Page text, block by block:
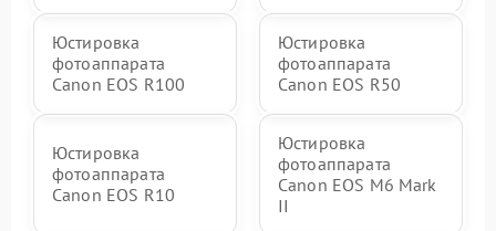
Юстировка
фотоаппарата
Canon EOS R100
Юстировка
фотоаппарата
Canon EOS R50
Юстировка
фотоаппарата
Canon EOS R10
Юстировка
фотоаппарата
Canon EOS M6 Mark
II